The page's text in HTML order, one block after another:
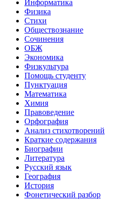
Информатика
Физика
Стихи
Обществознание
Сочинения
ОБЖ
Экономика
Физкультура
Помощь студенту
Пунктуация
Математика
Химия
Правоведение
Орфография
Анализ стихотворений
Краткие содержания
Биографии
Литература
Русский язык
География
История
Фонетический разбор